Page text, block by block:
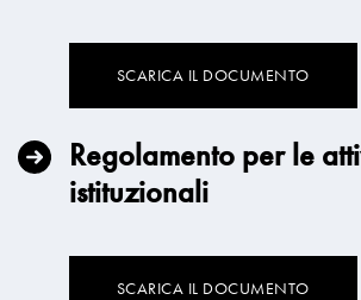
SCARICA IL DOCUMENTO
Regolamento per le
istituzionali
SCARICA IL DOCUMENTO